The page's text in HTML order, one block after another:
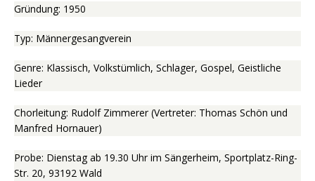
Gründung: 1950
Typ: Männergesangverein
Genre: Klassisch, Volkstümlich, Schlager, Gospel, Geistliche
Lieder
Chorleitung: Rudolf Zimmerer (Vertreter: Thomas Schön und
Manfred Hornauer)
Probe: Dienstag ab 19.30 Uhr im Sängerheim, Sportplatz-Ring-
Str. 20, 93192 Wald